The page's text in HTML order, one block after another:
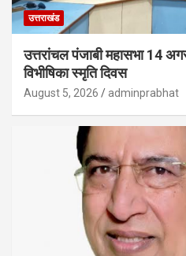
उत्तराखंड
उत्तरांचल पंजाबी महासभा 14
विभीषिका स्मृति दिवस
August 5, 2026 adminprabhat